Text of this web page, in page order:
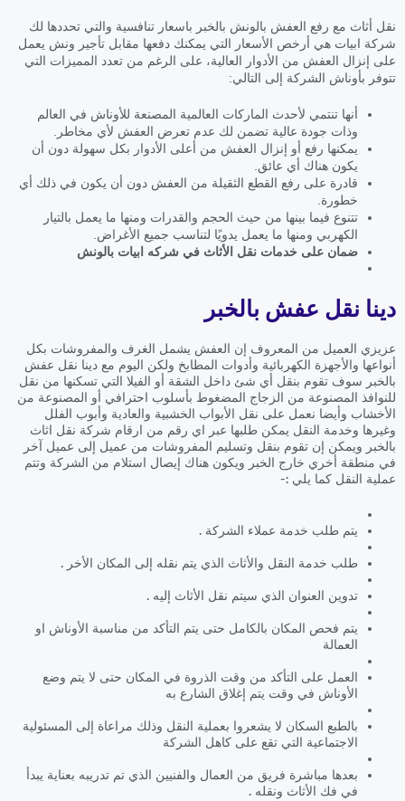
نقل أثاث مع رفع العفش بالونش بالخبر باسعار تنافسية والتي تحددها لك
شركة ابيات هي أرخص الأسعار التي يمكنك دفعها مقابل تأجير ونش يعمل
على إنزال العفش من الأدوار العالية، على الرغم من تعدد المميزات التي
تتوفر بأوناش الشركة إلى التالي:
أنها تنتمي لأحدث الماركات العالمية المصنعة للأوناش في العالم
وذات جودة عالية تضمن لك عدم تعرض العفش لأي مخاطر.
يمكنها رفع أو إنزال العفش من أعلى الأدوار بكل سهولة دون أن
يكون هناك أي عائق.
قادرة على رفع القطع الثقيلة من العفش دون أن يكون في ذلك أي
خطورة.
تتنوع فيما بينها من حيث الحجم والقدرات ومنها ما يعمل بالتيار
الكهربي ومنها ما يعمل يدويًا لتناسب جميع الأغراض.
ضمان على خدمات نقل الأثاث في شركه ابيات بالونش
دينا نقل عفش بالخبر
عزيزي العميل من المعروف إن العفش يشمل الغرف والمفروشات بكل
أنواعها والأجهزة الكهربائية وأدوات المطابخ ولكن اليوم مع دينا نقل عفش
بالخبر سوف تقوم بنقل أي شئ داخل الشقة أو الفيلا التي تسكنها من نقل
للنوافذ المصنوعة من الزجاج المضغوط بأسلوب احترافي أو المصنوعة من
الأخشاب وأيضا نعمل على نقل الأبواب الخشبية والعادية وأبوب الفلل
وغيرها وخدمة النقل يمكن طلبها عبر اي رقم من ارقام شركة نقل اثاث
بالخبر ويمكن إن تقوم بنقل وتسليم المفروشات من عميل إلى عميل آخر
في منطقة أخري خارج الخبر ويكون هناك إيصال استلام من الشركة وتتم
عملية النقل كما يلي :-
يتم طلب خدمة عملاء الشركة .
طلب خدمة النقل والأثاث الذي يتم نقله إلى المكان الأخر .
تدوين العنوان الذي سيتم نقل الأثاث إليه .
يتم فحص المكان بالكامل حتى يتم التأكد من مناسبة الأوناش او
العمالة
العمل على التأكد من وقت الذروة في المكان حتى لا يتم وضع
الأوناش في وقت يتم إغلاق الشارع به
بالطبع السكان لا يشعروا بعملية النقل وذلك مراعاة إلى المسئولية
الاجتماعية التي تقع على كاهل الشركة
بعدها مباشرة فريق من العمال والفنيين الذي تم تدريبه بعناية يبدأ
في فك الأثاث ونقله .